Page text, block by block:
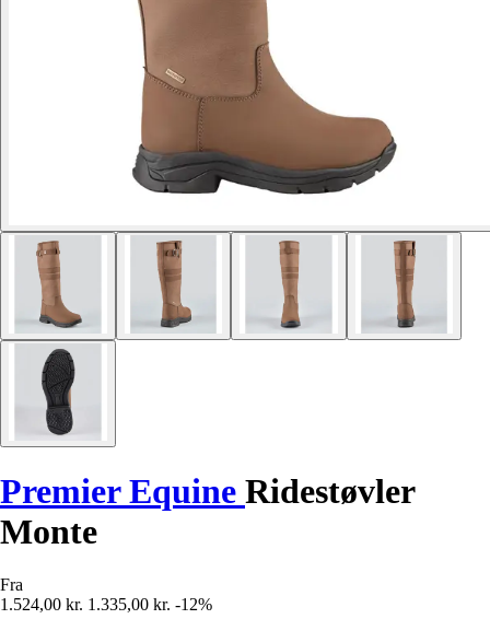
Premier Equine Ridestøvler
Monte
Fra
1.524,00 kr. 1.335,00 kr. -12%